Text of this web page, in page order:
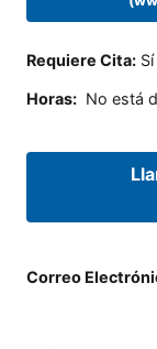
Requiere Cita: Sí
Horas: No está
Correo